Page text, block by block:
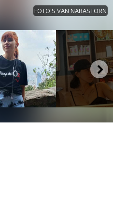
FOTO'S VAN NARASTORN